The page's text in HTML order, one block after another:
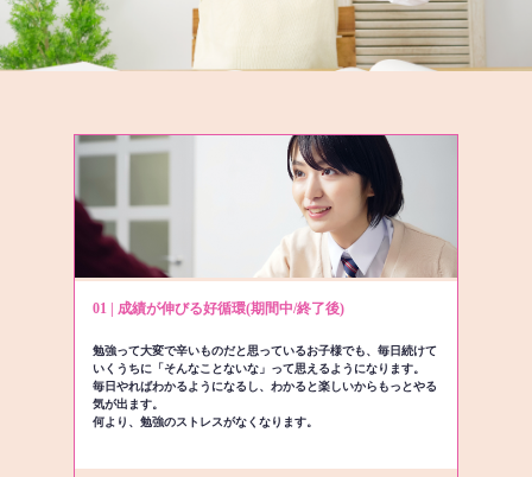
01 | 成績が伸びる好循環(期間中/終了後)
勉強って大変で辛いものだと思っているお子様でも、毎日続けて
いくうちに「そんなことないな」って思えるようになります。
毎日やればわかるようになるし、わかると楽しいからもっとやる
気が出ます。
何より、勉強のストレスがなくなります。